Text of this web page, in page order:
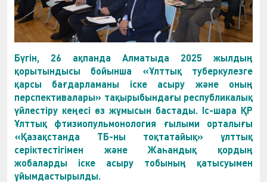
Бүгін, 26 ақпанда Алматыда 2025 жылдың
қорытындысы бойынша «Ұлттық туберкулезге
қарсы бағдарламаны іске асыру және оның
перспективалары» тақырыбындағы республикалық
үйлестіру кеңесі өз жұмысын бастады. Іс-шара ҚР
Ұлттық фтизиопульмонология ғылыми орталығы
«Қазақстанда ТБ-ны тоқтатайық» ұлттық
серіктестігімен және Жаһандық қордың
жобаларды іске асыру тобының қатысуымен
ұйымдастырылды.